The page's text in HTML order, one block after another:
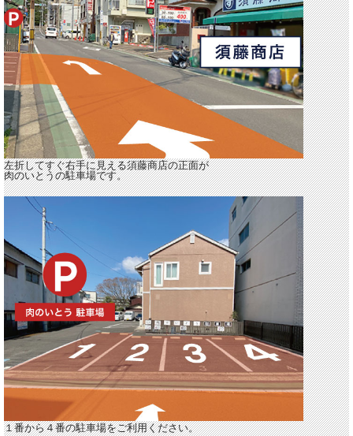
左折してすぐ右手に見える須藤商店の正面が
肉のいとうの駐車場です。
１番から４番の駐車場をご利用ください。